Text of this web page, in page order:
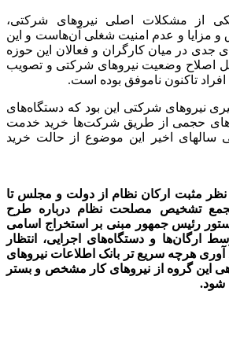
از مشکلات اصلی نیروهای شرکتی،
مزایا و عدم امنیت شغلی آن‌هاست و این
جدی در میان کارگران و فعالان این حوزه
اصلاح وضعیت نیروهای شرکتی و تصویب
افراد تاکنون ناموفق بوده است.
نیروهای شرکتی این بود که دستگاه‌های
حجمی از طریق شرکت‌ها خرید خدمت
سالهای اخیر این موضوع از حالت خرید
نظر مثبت ارکان نظام از دولت و مجلس تا
تشخیص مصلحت نظام درباره طرح
رئیس جمهور مبنی بر استخراج اسامی
ارگان‌ها و دستگاه‌های اجرایی، انتظار
هرچه سریع تر بانک اطلاعات نیروهای
این گروه از نیروهای کار مشخص و بستر
شود.